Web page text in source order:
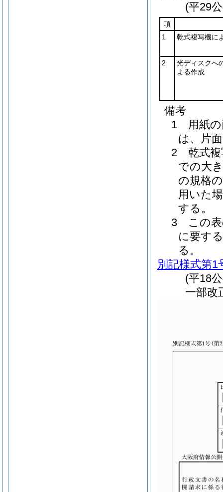
(平29
項
1
乾式複写機に
2
光ディスクへ
よる作成
備考
1 用紙の
は、片
2 乾式複
での大
の規格
用いた
する。
3 この表
に要す
る。
別記様式第1
(平18
一部改